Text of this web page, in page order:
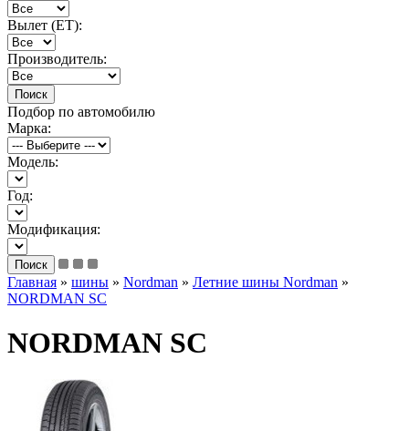
Вылет (ET):
Производитель:
Подбор по автомобилю
Марка:
Модель:
Год:
Модификация:
Главная » шины » Nordman » Летние шины Nordman »
NORDMAN SC
NORDMAN SC